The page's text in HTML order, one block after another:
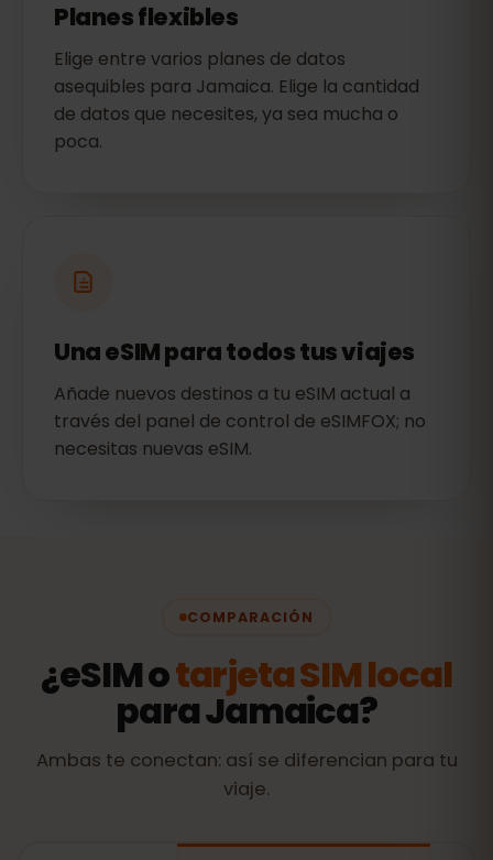
Planes flexibles
Elige entre varios planes de datos
asequibles para Jamaica. Elige la cantidad
de datos que necesites, ya sea mucha o
poca.
Una eSIM para todos tus viajes
Añade nuevos destinos a tu eSIM actual a
través del panel de control de eSIMFOX; no
necesitas nuevas eSIM.
COMPARACIÓN
¿eSIM otarjeta SIM local
para Jamaica?
Ambas te conectan: así se diferencian para tu
viaje.